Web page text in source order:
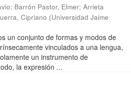
; Barrón Pastor, Elmer; Arrieta
Cipriano (Universidad Jaime
un conjunto de formas y modos de
vinculados a una lengua,
un instrumento de
la expresión ...